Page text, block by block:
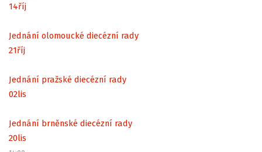
14říj
Jednání olomoucké diecézní rady
21říj
Jednání pražské diecézní rady
02lis
Jednání brněnské diecézní rady
20lis